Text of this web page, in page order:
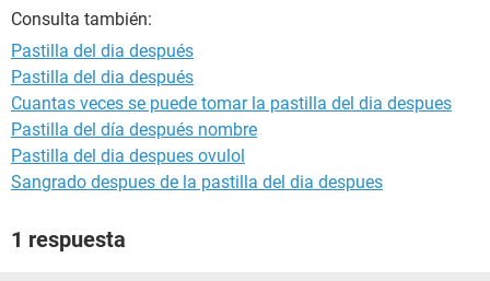
GLOSARIO
Consulta también:
Pastilla del dia después
Pastilla del dia después
Cuantas veces se puede tomar la pastilla del dia despues
Pastilla del día después nombre
Pastilla del dia despues ovulol
Sangrado despues de la pastilla del dia despues
1 respuesta